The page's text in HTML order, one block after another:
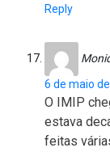
Reply
6 de maio
O IMIP
estava
feitas